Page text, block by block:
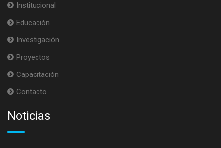
Institucional
Educación
Investigación
Proyectos
Capacitación
Contacto
Noticias